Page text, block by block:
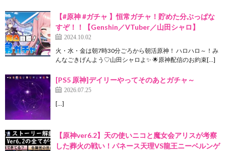
【#原神 #ガチャ 】恒常ガチャ！貯めた分ぶっぱな
すぞ！！【Genshin／VTuber／山田シャロ】
2024.10.02
火・水・金は朝7時30分ごろから朝活原神！ ハロハロ～！み
んなごきげんよう♡山田シャロよ✨ 🌟原神配信のお約束[…]
[PS5 原神]デイリーやってそのあとガチャ～
2026.07.25
[…]
【原神ver6.2】天の使いニコと魔女会アリスが考察
した葬火の戦い！パネース天理VS龍王ニーベルンゲ